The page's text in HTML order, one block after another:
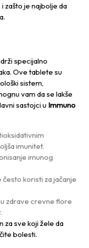
zašto je najbolje da
specijalno
Ove tablete su
sistem,
vam da se lakše
sastojci u Immuno
imunitet.
imunog
često koristi za jačanje
zdrave crevne flore
za sve koji žele da
bolesti.